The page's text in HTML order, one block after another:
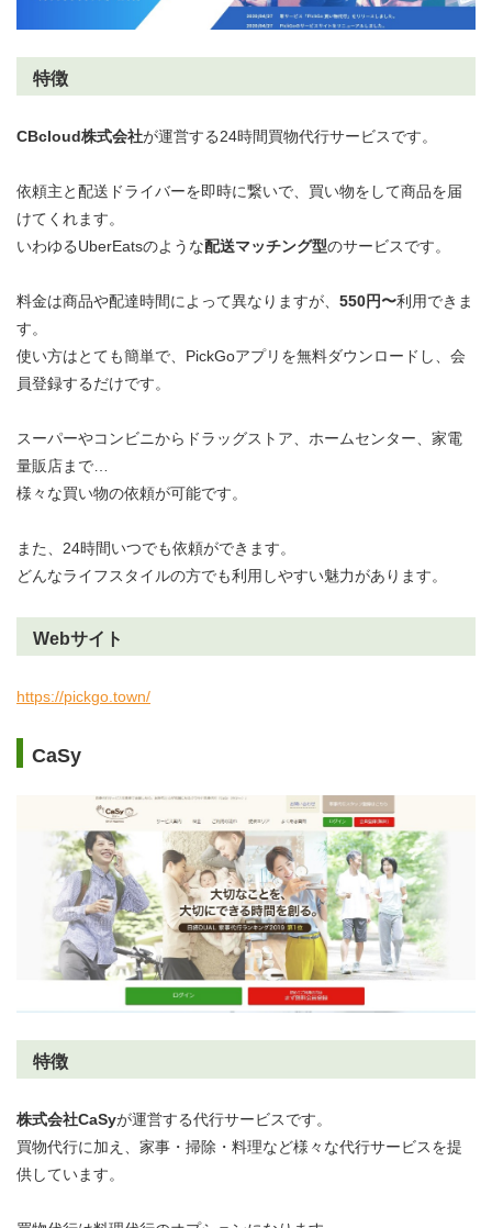
特徴
CBcloud株式会社が運営する24時間買物代行サービスです。
依頼主と配送ドライバーを即時に繋いで、買い物をして商品を届
けてくれます。
いわゆるUberEatsのような配送マッチング型のサービスです。
料金は商品や配達時間によって異なりますが、 550円〜利用できま
す。
使い方はとても簡単で、PickGoアプリを無料ダウンロードし、会
員登録するだけです。
スーパーやコンビニからドラッグストア、ホームセンター、家電
量販店まで…
様々な買い物の依頼が可能です。
また、24時間いつでも依頼ができます。
どんなライフスタイルの方でも利用しやすい魅力があります。
Webサイト
https://pickgo.town/
CaSy
特徴
株式会社CaSyが運営する代行サービスです。
買物代行に加え、家事・掃除・料理など様々な代行サービスを提
供しています。